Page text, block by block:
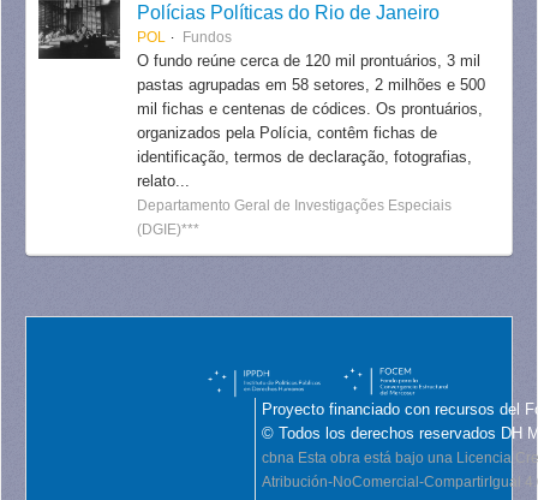
Polícias Políticas do Rio de Janeiro
POL Fundos
O fundo reúne cerca de 120 mil prontuários, 3 mil
pastas agrupadas em 58 setores, 2 milhões e 500
mil fichas e centenas de códices. Os prontuários,
organizados pela Polícia, contêm fichas de
identificação, termos de declaração, fotografias,
relato...
Departamento Geral de Investigações Especiais
(DGIE)***
Proyecto financiado con recursos del
© Todos los derechos reservados DH
cbna Esta obra está bajo una Licencia
Atribución-NoComercial-CompartirIgual